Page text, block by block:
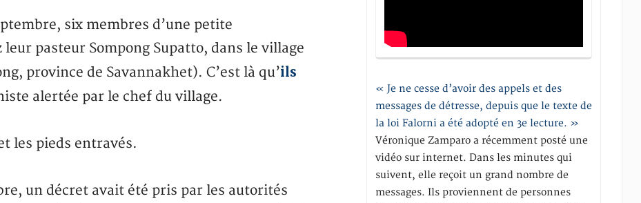
six membres d’une petite
pasteur Sompong Supatto, dans le village
province de Savannakhet). C’est là qu’ils
alertée par le chef du village.
les pieds entravés.
un décret avait été pris par les autorités
« Je ne cesse d’avoir des appels et des
messages de détresse, depuis que le texte de
la loi Falorni a été adopté en 3e lecture. »
Véronique Zamparo a récemment posté une
vidéo sur internet. Dans les minutes qui
suivent, elle reçoit un grand nombre de
messages. Ils proviennent de personnes